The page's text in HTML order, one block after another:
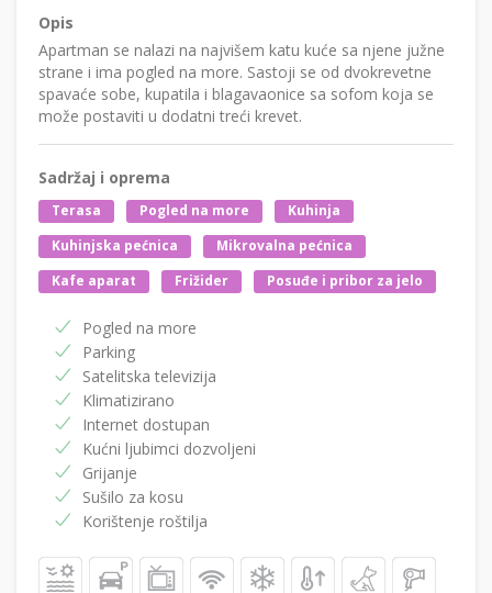
Opis
Apartman se nalazi na najvišem katu kuće sa njene južne
strane i ima pogled na more. Sastoji se od dvokrevetne
spavaće sobe, kupatila i blagavaonice sa sofom koja se
može postaviti u dodatni treći krevet.
Sadržaj i oprema
Terasa Pogled na more
Kuhinja
Kuhinjska pećnica
Mikrovalna pećnica
Kafe aparat
Frižider Posuđe i pribor za jelo
Pogled na more
Parking
Satelitska televizija
Klimatizirano
Internet dostupan
Kućni ljubimci dozvoljeni
Grijanje
Sušilo za kosu
Korištenje roštilja